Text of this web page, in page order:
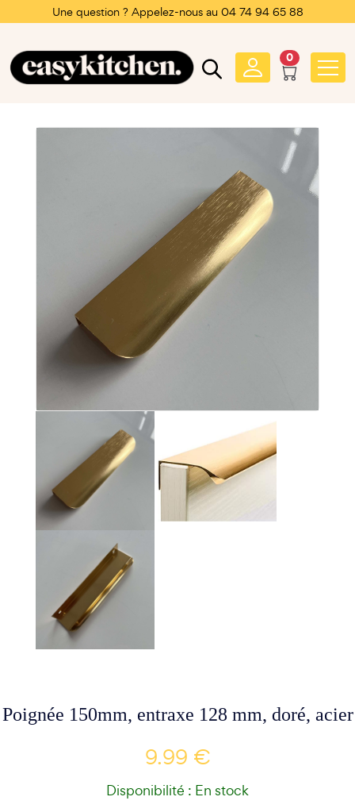
Une question ? Appelez-nous au 04 74 94 65 88
0
Poignée 150mm, entraxe 128 mm, doré, acier
9.99 €
Disponibilité : En stock